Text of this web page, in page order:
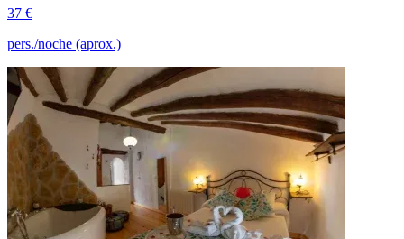
37 €
pers./noche (aprox.)